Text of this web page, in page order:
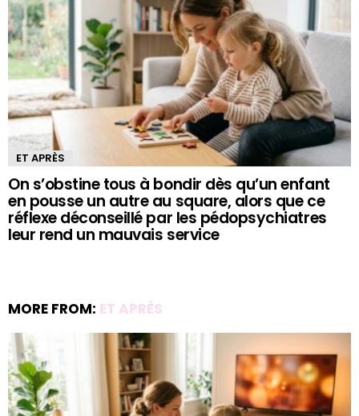
ET APRÈS
On s’obstine tous à bondir dès qu’un enfant
en pousse un autre au square, alors que ce
réflexe déconseillé par les pédopsychiatres
leur rend un mauvais service
MORE FROM: ET APRÈS